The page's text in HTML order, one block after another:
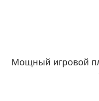
Мощный игровой